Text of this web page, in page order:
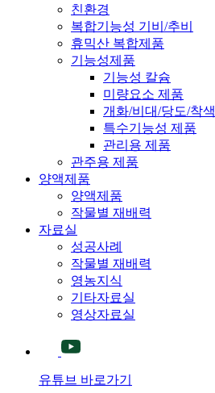
친환경
복합기능성 기비/추비
휴믹산 복합제품
기능성제품
기능성 칼슘
미량요소 제품
개화/비대/당도/착색
특수기능성 제품
관리용 제품
관주용 제품
양액제품
양액제품
작물별 재배력
자료실
성공사례
작물별 재배력
영농지식
기타자료실
영상자료실
유튜브 바로가기